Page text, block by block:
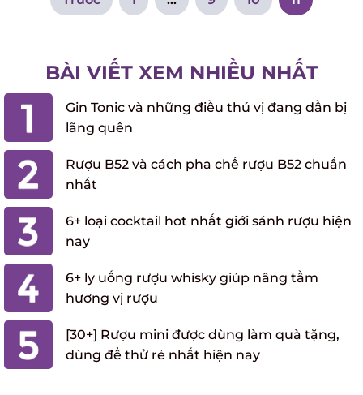
BÀI VIẾT XEM NHIỀU NHẤT
Gin Tonic và những điều thú vị đang dần bị
lãng quên
Rượu B52 và cách pha chế rượu B52 chuẩn
nhất
6+ loại cocktail hot nhất giới sánh rượu
hiện nay
6+ ly uống rượu whisky giúp nâng tầm
hương vị rượu
[30+] Rượu mini được dùng làm quà tặng,
dùng để thử rẻ nhất hiện nay
X